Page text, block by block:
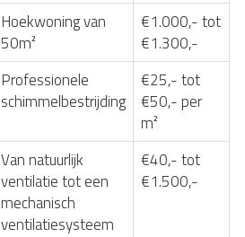
Hoekwoning van
50m²
€1.000,- tot
€1.300,-
Professionele
schimmelbestrijding
€25,- tot
€50,- per
m²
Van natuurlijk
ventilatie tot een
mechanisch
ventilatiesysteem
€40,- tot
€1.500,-